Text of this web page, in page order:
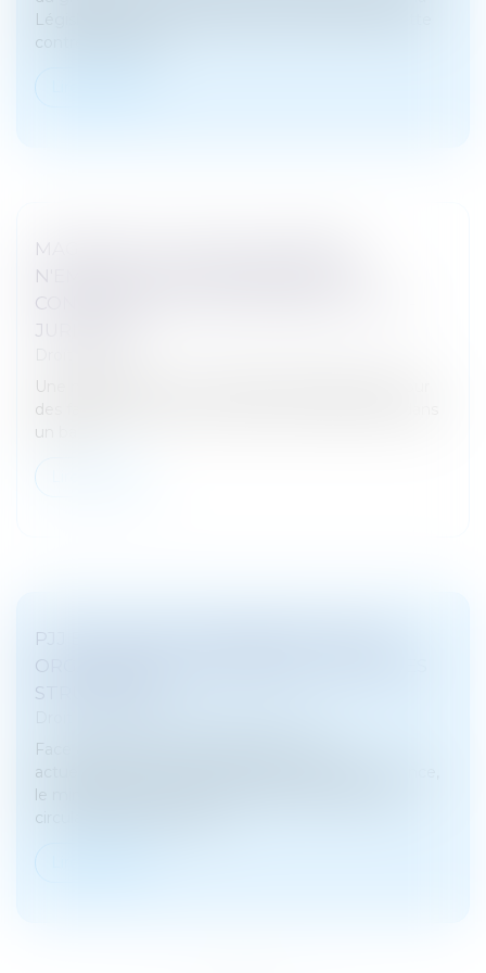
Législation comparée a réalisé une étude sur la lutte
contre la délinqu...
MAGISTRATS : UNE FAUTE PÉNALE
N'EMPORTE PAS FORCÉMENT UNE
CONDAMNATION DISCIPLINAIRE - ACTU-
JURIDIQUE
Une magistrate a été condamnée pénalement pour
des faits de violences à la suite d’une altercation dans
un bar...
PJJ ET ACCUEIL DES MINEURS : MIEUX
ORGANISER LES CONTRÔLES AU SEIN DES
STRUCTURES
Face à la détresse dans laquelle se trouve
actuellement le secteur de la protection de l’enfance,
le ministère de la Justice a décidé de rédiger une
circulaire, publiée le 28 av...